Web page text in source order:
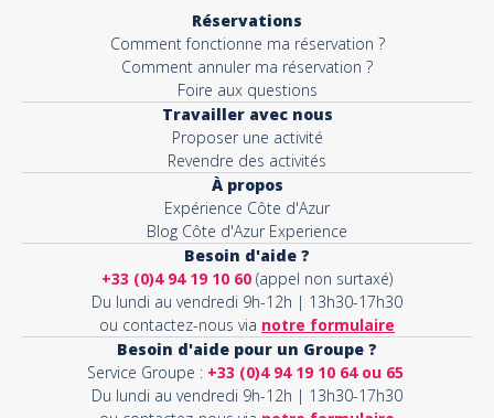
Réservations
Comment fonctionne ma réservation ?
Comment annuler ma réservation ?
Foire aux questions
Travailler avec nous
Proposer une activité
Revendre des activités
À propos
Expérience Côte d'Azur
Blog Côte d'Azur Experience
Besoin d'aide ?
+33 (0)4 94 19 10 60 (appel non surtaxé)
Du lundi au vendredi 9h-12h | 13h30-17h30
ou contactez-nous via notre formulaire
Besoin d'aide pour un Groupe ?
Service Groupe : +33 (0)4 94 19 10 64 ou 65
Du lundi au vendredi 9h-12h | 13h30-17h30